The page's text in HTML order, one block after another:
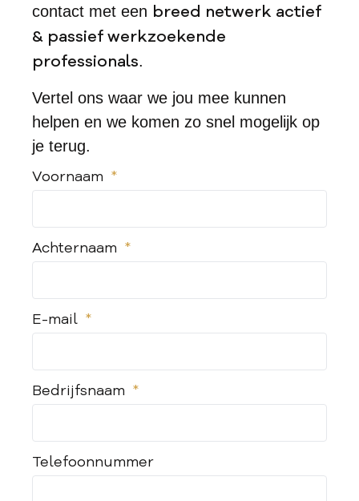
contact met een breed netwerk actief
& passief werkzoekende
professionals.
Vertel ons waar we jou mee kunnen
helpen en we komen zo snel mogelijk op
je terug.
Voornaam
Achternaam
E-mail
Bedrijfsnaam
Telefoonnummer